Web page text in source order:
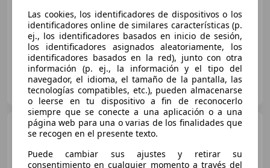
€ 8.490
01/2013 179.013 km Diésel 120 kW (163 CV)
TC AUTOMOBILES
FR-60200 COMPIEGNE
Peugeot 508RXH Hybrid4
Las cookies, los identificadores de dispositivos o los
identificadores online de similares características (p.
ej., los identificadores basados en inicio de sesión,
los identificadores asignados aleatoriamente, los
identificadores basados en la red), junto con otra
información (p. ej., la información y el tipo del
navegador, el idioma, el tamaño de la pantalla, las
tecnologías compatibles, etc.), pueden almacenarse
o leerse en tu dispositivo a fin de reconocerlo
siempre que se conecte a una aplicación o a una
página web para una o varias de los finalidades que
se recogen en el presente texto.
Puede cambiar sus ajustes y retirar su
consentimiento en cualquier momento a través del